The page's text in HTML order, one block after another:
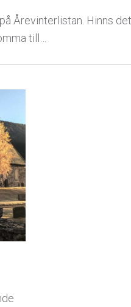
Årevinterlistan. Hinns
till…